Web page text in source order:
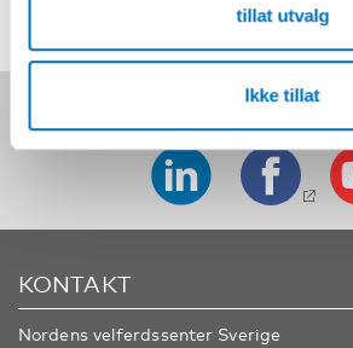
tillat utvalg
Ikke tillat
Følg oss på sosiale
KONTAKT
Nordens velferdssenter Sverige